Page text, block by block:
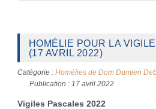
HOMÉLIE POUR LA
(17 AVRIL 2022)
Catégorie : Homélies de Dom Damien
Publication : 17 avril 2022
Vigiles Pascales 2022